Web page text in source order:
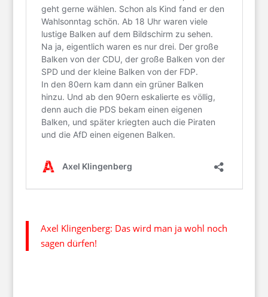
Axel Klingenberg: Das wird man ja wohl noch
sagen dürfen!